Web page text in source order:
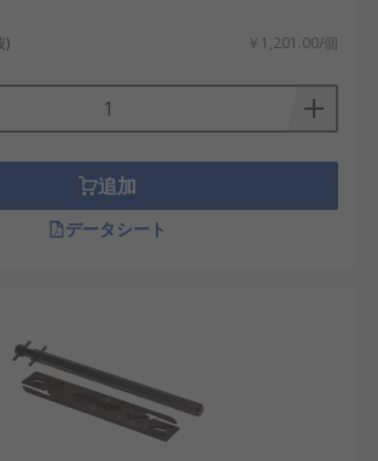
) ￥1,201.00/個
追加
データシート